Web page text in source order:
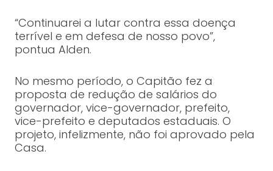
“Continuarei a lutar contra essa doença
terrível e em defesa de nosso povo”,
pontua Alden.
No mesmo período, o Capitão fez a
proposta de redução de salários do
governador, vice-governador, prefeito,
vice-prefeito e deputados estaduais. O
projeto, infelizmente, não foi aprovado pela
Casa.